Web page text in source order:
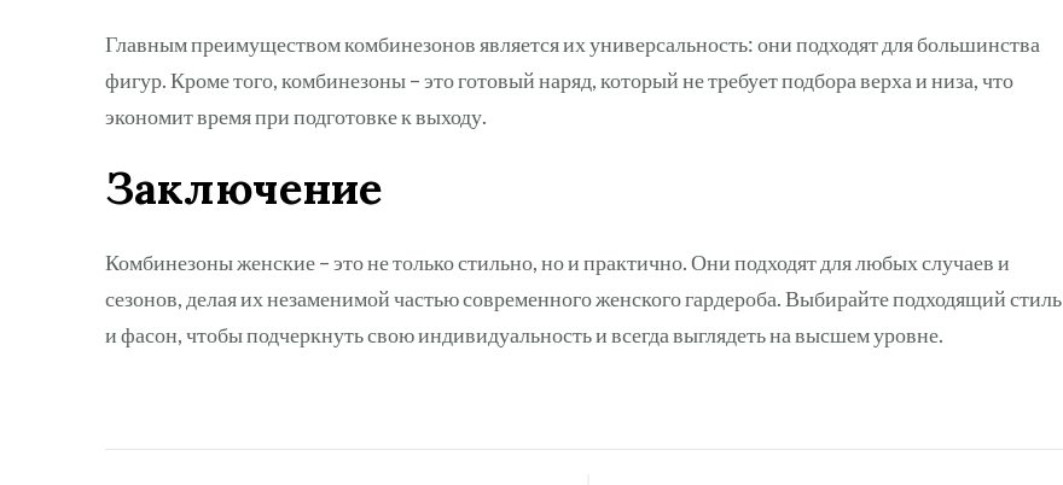
Главным преимуществом комбинезонов является их универсальность: они подходят для большинства
фигур. Кроме того, комбинезоны – это готовый наряд, который не требует подбора верха и низа, что
экономит время при подготовке к выходу.
Заключение
Комбинезоны женские – это не только стильно, но и практично. Они подходят для любых случаев и
сезонов, делая их незаменимой частью современного женского гардероба. Выбирайте подходящий стиль
и фасон, чтобы подчеркнуть свою индивидуальность и всегда выглядеть на высшем уровне.